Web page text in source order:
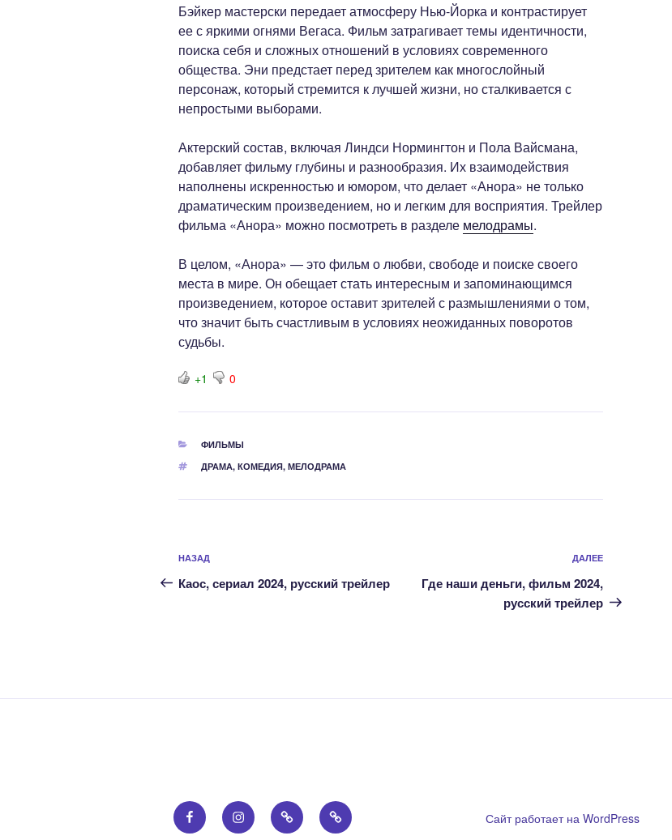
Бэйкер мастерски передает атмосферу Нью-Йорка и контрастирует
ее с яркими огнями Вегаса. Фильм затрагивает темы идентичности,
поиска себя и сложных отношений в условиях современного
общества. Эни предстает перед зрителем как многослойный
персонаж, который стремится к лучшей жизни, но сталкивается с
непростыми выборами.
Актерский состав, включая Линдси Нормингтон и Пола Вайсмана,
добавляет фильму глубины и разнообразия. Их взаимодействия
наполнены искренностью и юмором, что делает «Анора» не только
драматическим произведением, но и легким для восприятия. Трейлер
фильма «Анора» можно посмотреть в разделе мелодрамы.
В целом, «Анора» — это фильм о любви, свободе и поиске своего
места в мире. Он обещает стать интересным и запоминающимся
произведением, которое оставит зрителей с размышлениями о том,
что значит быть счастливым в условиях неожиданных поворотов
судьбы.
+1 0
РУБРИКИ
ФИЛЬМЫ
МЕТКИ
ДРАМА, КОМЕДИЯ, МЕЛОДРАМА
Навигация
по
записям
Предыдущая
запись:
НАЗАД
Каос, сериал 2024, русский трейлер
Следующая
ДАЛЕЕ
Где наши деньги, фильм 2024,
русский трейлер
FacebookInstagramEmail Правообладателям Сайт работает на WordPress